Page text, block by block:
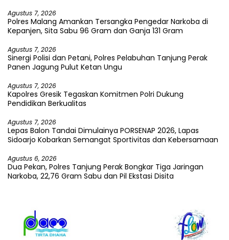
Agustus 7, 2026
Polres Malang Amankan Tersangka Pengedar Narkoba di
Kepanjen, Sita Sabu 96 Gram dan Ganja 131 Gram
Agustus 7, 2026
Sinergi Polisi dan Petani, Polres Pelabuhan Tanjung Perak
Panen Jagung Pulut Ketan Ungu
Agustus 7, 2026
Kapolres Gresik Tegaskan Komitmen Polri Dukung
Pendidikan Berkualitas
Agustus 7, 2026
Lepas Balon Tandai Dimulainya PORSENAP 2026, Lapas
Sidoarjo Kobarkan Semangat Sportivitas dan Kebersamaan
Agustus 6, 2026
Dua Pekan, Polres Tanjung Perak Bongkar Tiga Jaringan
Narkoba, 22,76 Gram Sabu dan Pil Ekstasi Disita